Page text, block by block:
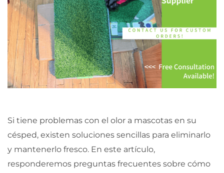
Si tiene problemas con el olor a mascotas en su
césped, existen soluciones sencillas para eliminarlo
y mantenerlo fresco. En este artículo,
responderemos preguntas frecuentes sobre cómo